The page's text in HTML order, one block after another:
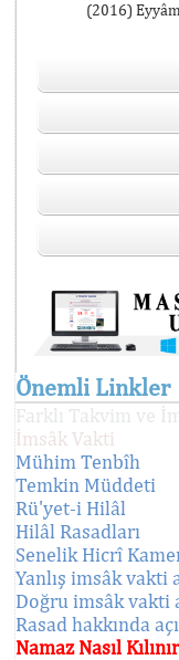
(2016)
Önemli Linkler
Farklı Takvim ve
İmsâk Vakti
Mühim Tenbîh
Temkin Müddeti
Rü'yet-i Hilâl
Hilâl Rasadları
Senelik Hicrî
Yanlış imsâk vakti
Doğru imsâk vakti
Rasad hakkında
Namaz Nasıl